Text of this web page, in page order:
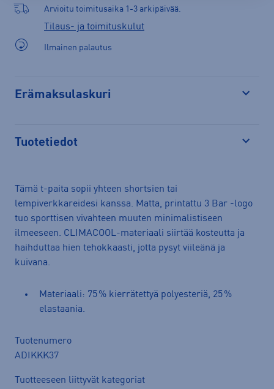
Arvioitu toimitusaika 1-3 arkipäivää.
Tilaus- ja toimituskulut
Ilmainen palautus
Erämaksulaskuri
Tuotetiedot
Tämä t-paita sopii yhteen shortsien tai
lempiverkkareidesi kanssa. Matta, printattu 3 Bar -logo
tuo sporttisen vivahteen muuten minimalistiseen
ilmeeseen. CLIMACOOL-materiaali siirtää kosteutta ja
haihduttaa hien tehokkaasti, jotta pysyt viileänä ja
kuivana.
Materiaali: 75 % kierrätettyä polyesteriä, 25 %
elastaania.
Tuotenumero
ADIKKK37
Tuotteeseen liittyvät kategoriat